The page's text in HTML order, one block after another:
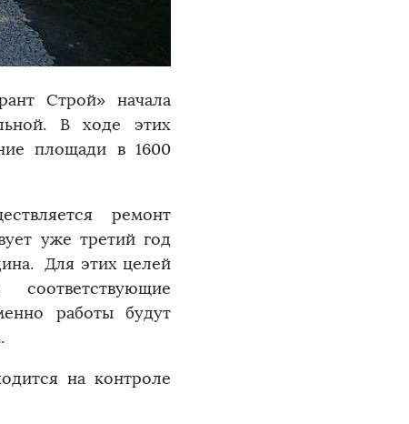
Строй» начала
В ходе этих
площади в 1600
ремонт
уже третий год
Для этих целей
работы будут
на контроле